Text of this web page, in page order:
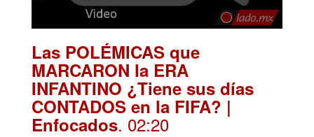
Las POLÉMICAS que
MARCARON la ERA
INFANTINO ¿Tiene sus días
CONTADOS en la FIFA? |
Enfocados. 02:20